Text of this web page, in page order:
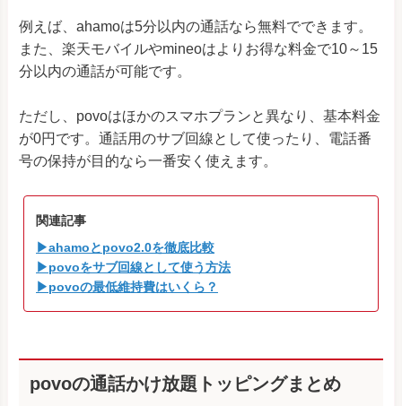
例えば、ahamoは5分以内の通話なら無料でできます。
また、楽天モバイルやmineoはよりお得な料金で10～15
分以内の通話が可能です。
ただし、povoはほかのスマホプランと異なり、基本料金
が0円です。通話用のサブ回線として使ったり、電話番
号の保持が目的なら一番安く使えます。
関連記事
▶ahamoとpovo2.0を徹底比較
▶povoをサブ回線として使う方法
▶povoの最低維持費はいくら？
povoの通話かけ放題トッピングまとめ